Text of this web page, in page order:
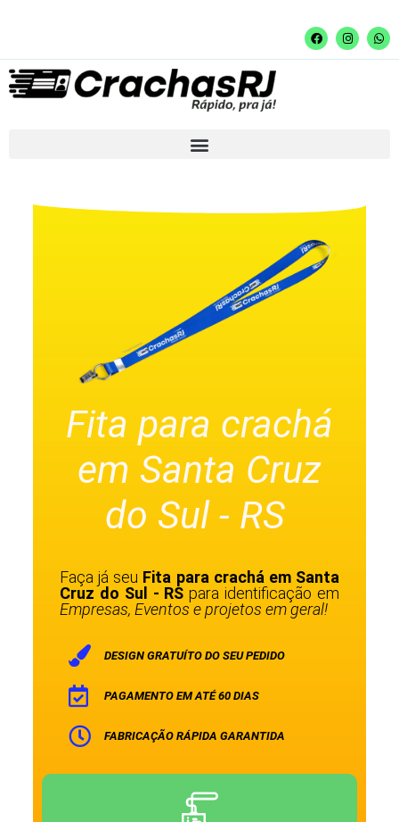
Fita para crachá
em Santa Cruz
do Sul - RS
Faça já seu Fita para crachá em Santa
Cruz do Sul - RSpara identificação em
Empresas, Eventos e projetos em geral!
DESIGN GRATUÍTO DO SEU PEDIDO
PAGAMENTO EM ATÉ 60 DIAS
FABRICAÇÃO RÁPIDA GARANTIDA